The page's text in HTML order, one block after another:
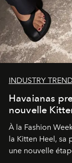
INDUSTRY
Havaianas
nouvelle
À la Fashion
la Kitten Heel,
une nouvelle